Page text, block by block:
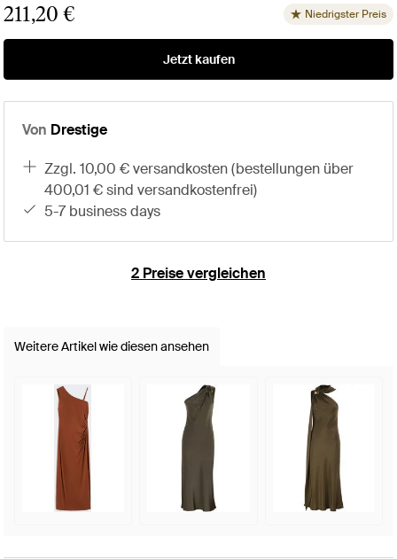
211,20 € Niedrigster Preis
Jetzt kaufen
Von Drestige
zzgl. 10,00 € versandkosten (bestellungen über
400,01 € sind versandkostenfrei)
5-7 business days
2 Preise vergleichen
Weitere Artikel wie diesen ansehen